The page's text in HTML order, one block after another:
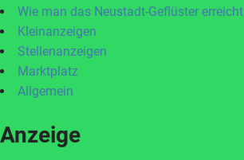
Wie man das Neustadt-Geflüster erreicht
Kleinanzeigen
Stellenanzeigen
Marktplatz
Allgemein
Anzeige